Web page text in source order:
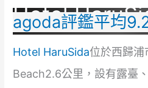
Hotel
agoda評鑑平均
Hotel HaruSida位於西歸
Beach2.6公里，設有露臺